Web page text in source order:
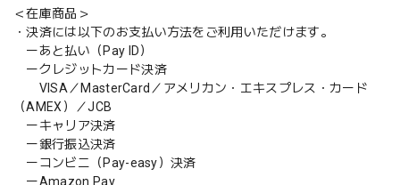
＜在庫商品＞
・決済には以下のお支払い方法をご利用いただけます。
ーあと払い（Pay ID）
ークレジットカード決済
VISA／MasterCard／アメリカン・エキスプレス・カード
（AMEX）／JCB
ーキャリア決済
ー銀行振込決済
ーコンビニ（Pay-easy）決済
ーAmazon Pay